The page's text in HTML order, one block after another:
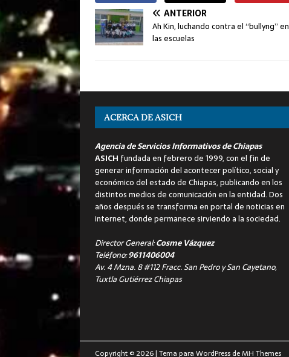
ANTERIOR
Ah Kin, luchando contra el “bullyng” en
las escuelas
ACERCA DE ASICH
Agencia de Servicios Informativos de Chiapas
ASICH fundada en febrero de 1999, con el fin de
generar información del acontecer político, social y
económico del estado de Chiapas, publicando en los
distintos medios de comunicación en la entidad. Dos
años después se transforma en portal de noticias en
internet, donde permanece sirviendo a la sociedad.
Director General:Cosme Vázquez
Teléfono:9611406004
Av. 4 Mzna. 8 #112 Fracc. San Pedro y San Cayetano,
Tuxtla Gutiérrez Chiapas
Copyright © 2026 | Tema para WordPress deMH Themes